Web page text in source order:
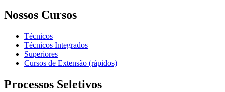
Nossos Cursos
Técnicos
Técnicos Integrados
Superiores
Cursos de Extensão (rápidos)
Processos Seletivos